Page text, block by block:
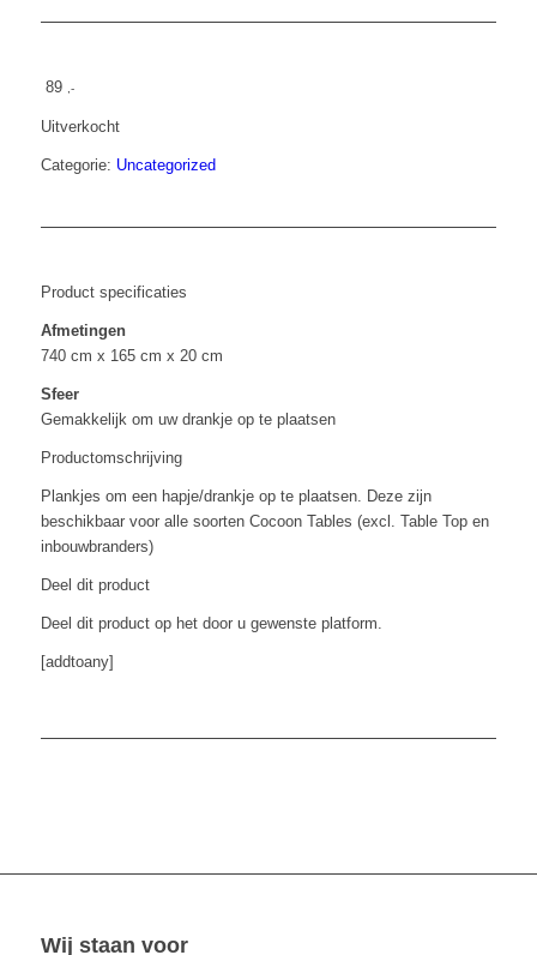
89 ,-
Uitverkocht
Categorie: Uncategorized
Product specificaties
Afmetingen
740 cm x 165 cm x 20 cm
Sfeer
Gemakkelijk om uw drankje op te plaatsen
Productomschrijving
Plankjes om een hapje/drankje op te plaatsen. Deze zijn
beschikbaar voor alle soorten Cocoon Tables (excl. Table Top en
inbouwbranders)
Deel dit product
Deel dit product op het door u gewenste platform.
[addtoany]
Wij staan voor